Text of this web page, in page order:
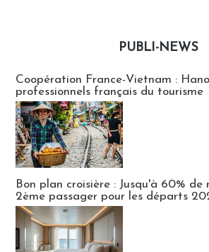
PUBLI-NEWS
Coopération France-Vietnam :
professionnels français du tourisme
Bon plan croisière : Jusqu'à 60% de
2ème passager pour les départs